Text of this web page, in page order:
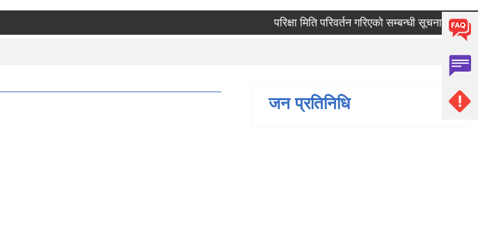
परिक्षा मिति परिवर्तन गरिएको सम्बन्धी सूचना ।
जन प्रतिनिधि